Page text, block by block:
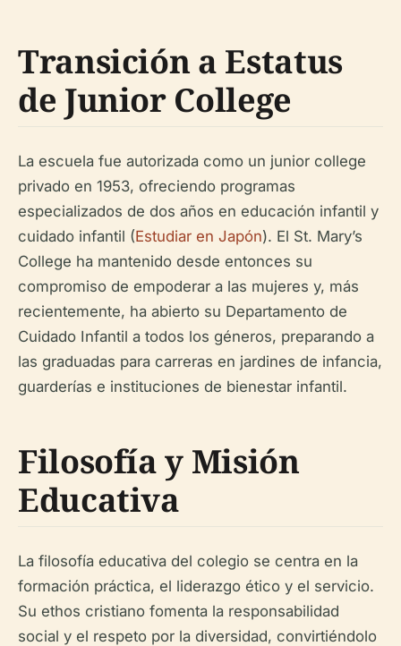
Transición a Estatus
de Junior College
La escuela fue autorizada como un junior college
privado en 1953, ofreciendo programas
especializados de dos años en educación infantil y
cuidado infantil (Estudiar en Japón). El St. Mary’s
College ha mantenido desde entonces su
compromiso de empoderar a las mujeres y, más
recientemente, ha abierto su Departamento de
Cuidado Infantil a todos los géneros, preparando a
las graduadas para carreras en jardines de infancia,
guarderías e instituciones de bienestar infantil.
Filosofía y Misión
Educativa
La filosofía educativa del colegio se centra en la
formación práctica, el liderazgo ético y el servicio.
Su ethos cristiano fomenta la responsabilidad
social y el respeto por la diversidad, convirtiéndolo